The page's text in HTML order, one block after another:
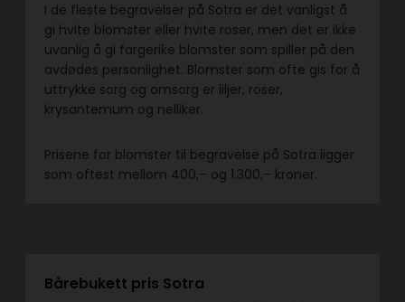
I de fleste begravelser på Sotra er det vanligst å
gi hvite blomster eller hvite roser, men det er ikke
uvanlig å gi fargerike blomster som spiller på den
avdødes personlighet. Blomster som ofte gis for å
uttrykke sorg og omsorg er liljer, roser,
krysantemum og nelliker.
Prisene for blomster til begravelse på Sotra ligger
som oftest mellom 400,– og 1.300,– kroner.
Bårebukett pris Sotra